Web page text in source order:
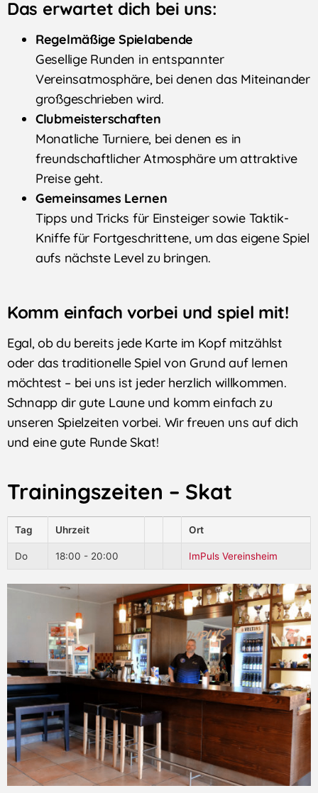
Das erwartet dich bei uns:
Regelmäßige Spielabende
Gesellige Runden in entspannter
Vereinsatmosphäre, bei denen das Miteinander
großgeschrieben wird.
Clubmeisterschaften
Monatliche Turniere, bei denen es in
freundschaftlicher Atmosphäre um attraktive
Preise geht.
Gemeinsames Lernen
Tipps und Tricks für Einsteiger sowie Taktik-
Kniffe für Fortgeschrittene, um das eigene Spiel
aufs nächste Level zu bringen.
Komm einfach vorbei und spiel mit!
Egal, ob du bereits jede Karte im Kopf mitzählst
oder das traditionelle Spiel von Grund auf lernen
möchtest – bei uns ist jeder herzlich willkommen.
Schnapp dir gute Laune und komm einfach zu
unseren Spielzeiten vorbei. Wir freuen uns auf dich
und eine gute Runde Skat!
Trainingszeiten​ – Skat
Tag Uhrzeit Ort
Do 18:00 - 20:00 ImPuls Vereinsheim